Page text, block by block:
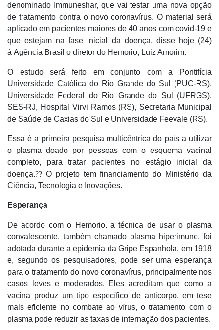
denominado Immuneshar, que vai testar uma nova opção
de tratamento contra o novo coronavírus. O material será
aplicado em pacientes maiores de 40 anos com covid-19 e
que estejam na fase inicial da doença, disse hoje (24)
à Agência Brasil o diretor do Hemorio, Luiz Amorim.
O estudo será feito em conjunto com a Pontifícia
Universidade Católica do Rio Grande do Sul (PUC-RS),
Universidade Federal do Rio Grande do Sul (UFRGS),
SES-RJ, Hospital Virvi Ramos (RS), Secretaria Municipal
de Saúde de Caxias do Sul e Universidade Feevale (RS).
Essa é a primeira pesquisa multicêntrica do país a utilizar
o plasma doado por pessoas com o esquema vacinal
completo, para tratar pacientes no estágio inicial da
doença.?? O projeto tem financiamento do Ministério da
Ciência, Tecnologia e Inovações.
Esperança
De acordo com o Hemorio, a técnica de usar o plasma
convalescente, também chamado plasma hiperimune, foi
adotada durante a epidemia da Gripe Espanhola, em 1918
e, segundo os pesquisadores, pode ser uma esperança
para o tratamento do novo coronavírus, principalmente nos
casos leves e moderados. Eles acreditam que como a
vacina produz um tipo específico de anticorpo, em tese
mais eficiente no combate ao vírus, o tratamento com o
plasma pode reduzir as taxas de internação dos pacientes.